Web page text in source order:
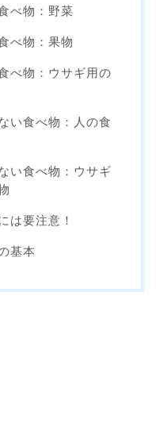
べ物：野菜
べ物：果物
べ物：ウサギ用の
い食べ物：人の食
い食べ物：ウサギ
は要注意！
基本